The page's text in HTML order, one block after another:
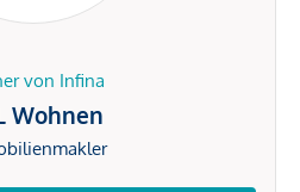
von Infina
Wohnen